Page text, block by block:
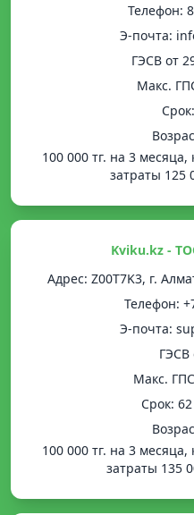
Телефон:
Э-почта:
ГЭСВ от
Mакс.
100 000 тг. на 3
затраты 125
Kviku.kz -
Адрес: Z00T7K3, г.
Телефон:
Э-почта:
ГЭСВ
Mакс.
Срок:
100 000 тг. на 3
затраты 135